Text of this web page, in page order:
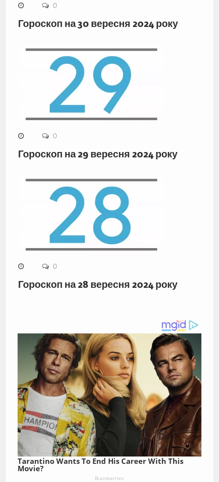
0
Гороскоп на 30 вересня 2024 року
0
Гороскоп на 29 вересня 2024 року
0
Гороскоп на 28 вересня 2024 року
Tarantino Wants To End His Career With This
Movie?
Brainberries